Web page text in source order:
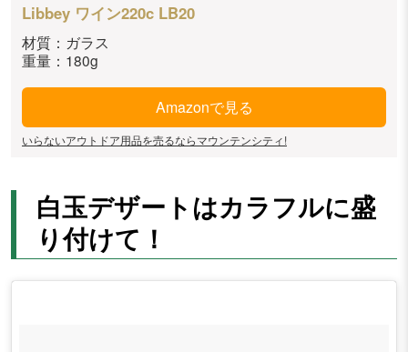
Libbey ワイン220c LB20
材質：ガラス
重量：180g
Amazonで見る
いらないアウトドア用品を売るならマウンテンシティ!
白玉デザートはカラフルに盛
り付けて！